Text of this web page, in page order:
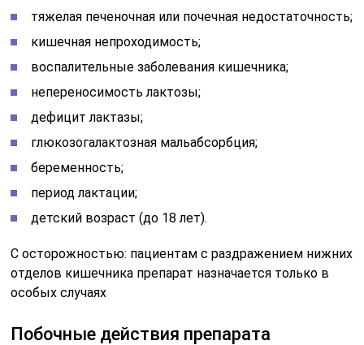
тяжелая печеночная или почечная недостаточность;
кишечная непроходимость;
воспалительные заболевания кишечника;
непереносимость лактозы;
дефицит лактазы;
глюкозогалактозная мальабсорбция;
беременность;
период лактации;
детский возраст (до 18 лет).
С осторожностью: пациентам с раздражением нижних
отделов кишечника препарат назначается только в
особых случаях
Побочные действия препарата